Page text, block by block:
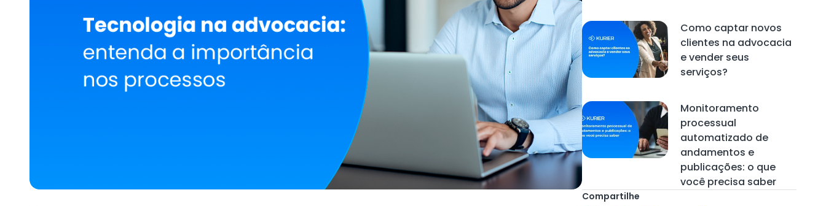
Como captar novos
clientes na advocacia
e vender seus
serviços?
Monitoramento
processual
automatizado de
andamentos e
publicações: o que
você precisa saber
Compartilhe